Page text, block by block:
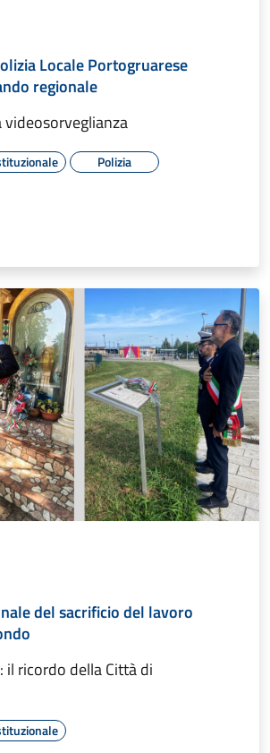
Locale Portogruarese
regionale
videosorveglianza
Polizia
del sacrificio del lavoro
ricordo della Città di